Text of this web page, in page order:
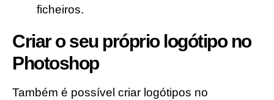
ficheiros.
Criar o seu próprio logótipo no
Photoshop
Também é possível criar logótipos no